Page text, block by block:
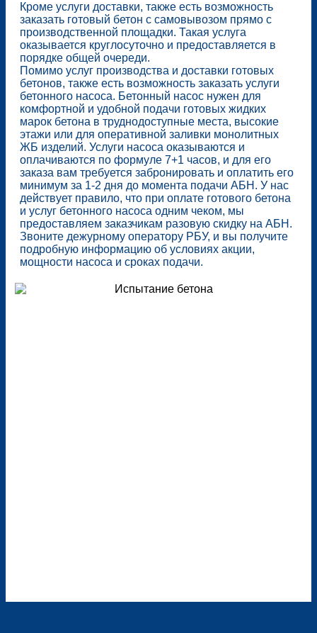
Кроме услуги доставки, также есть возможность
заказать готовый бетон с самовывозом прямо с
производственной площадки. Такая услуга
оказывается круглосуточно и предоставляется в
порядке общей очереди.
Помимо услуг производства и доставки готовых
бетонов, также есть возможность заказать услуги
бетонного насоса. Бетонный насос нужен для
комфортной и удобной подачи готовых жидких
марок бетона в труднодоступные места, высокие
этажи или для оперативной заливки монолитных
ЖБ изделий. Услуги насоса оказываются и
оплачиваются по формуле 7+1 часов, и для его
заказа вам требуется забронировать и оплатить его
минимум за 1-2 дня до момента подачи АБН. У нас
действует правило, что при оплате готового бетона
и услуг бетонного насоса одним чеком, мы
предоставляем заказчикам разовую скидку на АБН.
Звоните дежурному оператору РБУ, и вы получите
подробную информацию об условиях акции,
мощности насоса и сроках подачи.